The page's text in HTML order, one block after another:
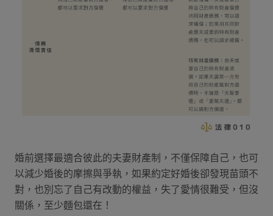
婚前選擇最適合彼此的夫妻財產制，不僅保障自己，也可
以減少婚後的摩擦與爭執，如果約定好婚後卻發現苗頭不
對，也別忘了自己有改動的權益，失了愛情很難受，但沒
關係，至少麵包還在！